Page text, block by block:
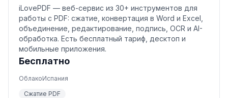
iLovePDF — веб-сервис из 30+ инструментов для
работы с PDF: сжатие, конвертация в Word и Excel,
объединение, редактирование, подпись, OCR и AI-
обработка. Есть бесплатный тариф, десктоп и
мобильные приложения.
Бесплатно
ОблакоИспания
Сжатие PDF